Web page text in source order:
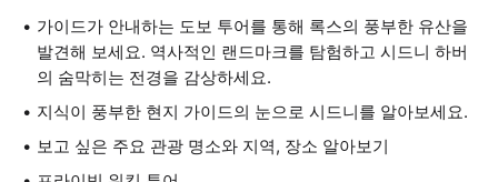
가이드가 안내하는 도보 투어를 통해 록스의 풍부한 유산을
발견해 보세요. 역사적인 랜드마크를 탐험하고 시드니 하버
의 숨막히는 전경을 감상하세요.
지식이 풍부한 현지 가이드의 눈으로 시드니를 알아보세요.
보고 싶은 주요 관광 명소와 지역, 장소 알아보기